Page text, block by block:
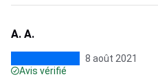
A. A.
8 août 2021
Avis vérifié